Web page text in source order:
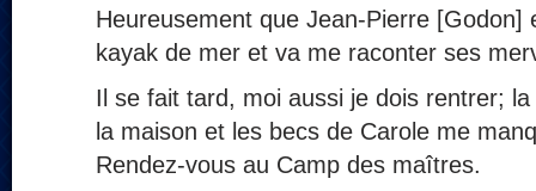
Heureusement que Jean-Pierre [Godon]
kayak de mer et va me raconter ses
Il se fait tard, moi aussi je dois rentrer; la
la maison et les becs de Carole me
Rendez-vous au Camp des maîtres.